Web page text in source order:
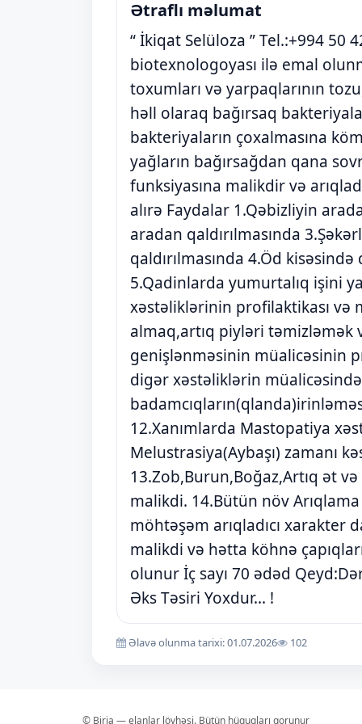
Ətraflı məlumat
“ İkiqat Selüloza ” Tel.:+994 50
biotexnologoyası ilə emal
toxumları və yarpaqlarının
həll olaraq bağırsaq
bakteriyaların çoxalmasına
yağların bağırsağdan qana
funksiyasına malikdir və
alırə Faydalar 1.Qəbizliyin
aradan qaldırılmasında
qaldırılmasında 4.Öd
5.Qadinlarda yumurtalıq işini
xəstəliklərinin profilaktikası və
almaq,artıq piyləri təmizləmək
genişlənməsinin müalicəsinin
digər xəstəliklərin
12.Xanımlarda Mastopatiya
Melustrasiya(Aybaşı) zamanı
13.Zob,Burun,Boğaz,Artıq ət
malikdi. 14.Bütün növ
möhtəşəm arıqladıcı xarakter
malikdi və hətta köhnə
olunur İç sayı 70 ədəd
Əks Təsiri Yoxdur... !
Əlavə olunma tarixi: 01.07.2026 102
© Birja — elanlar lövhəsi. Bütün hüquqları qorunur